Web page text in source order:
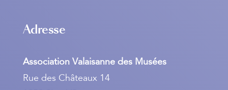
Adresse
Association Valaisanne des Musées
Rue des Châteaux 14